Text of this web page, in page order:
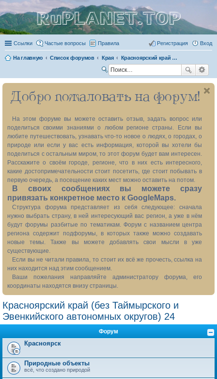
RuPLANET.TOP
Ссылки Частые вопросы Правила Вход
Регистрация
На главную Список форумов Края Красноярский край (без Таймырского и Эвенкийского автономных округов) 24
ск
Добро пожаловать на форум!
На этом форуме вы можете оставить отзыв, задать вопрос или
поделиться своими знаниями о любом регионе страны. Если вы
любите путешествовать, узнавать что-то новое о людях, о городах, о
природе или если у вас есть информация, которой вы хотели бы
поделиться с остальным миром, то этот форум будет вам интересен.
Расскажите о своём городе, регионе, что в них есть интересного,
какие достопримечательности стоит посетить, где стоит побывать в
первую очередь, а посещение каких мест можно оставить на потом.
В своих сообщениях вы можете сразу
привязать конкретное место к GoogleMaps.
Структура форума представляет из себя следующее: сначала
нужно выбрать страну, в ней интересующий вас регион, а уже в нём
будут форумы разбитые по тематикам. Форум с названием центра
региона содержит подфорумы, в которых также можно создавать
новые темы. Также вы можете добавлять свои мысли в уже
существующие.
Если вы не читали правила, то стоит их всё же прочесть, ссылка на
них находится над этим сообщением.
Ваши пожелания направляйте администратору форума, его
координаты находятся внизу страницы.
Красноярский край (без Таймырского и
Эвенкийского автономных округов) 24
Форум
Красноярск
Природные объекты
всё, что создано природой